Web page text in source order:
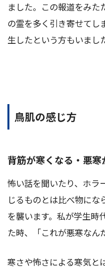
ました。この報道をみた
の霊を多く引き寄せてし
生したという方もいまし
鳥肌の感じ方
背筋が寒くなる・悪寒
怖い話を聞いたり、ホラ
じるものとは比べ物にな
を襲います。私が学生時
た時、「これが悪寒なん
寒さや怖さによる寒気と